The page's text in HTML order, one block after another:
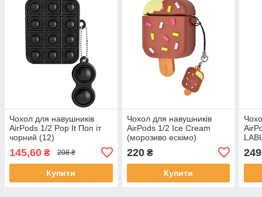
Чохол для навушників
AirPods 1/2 Pop It Поп іт
чорний (12)
145,60 ₴ 208 ₴
Купити
Чохол для навушників
AirPods 1/2 Ice Cream
(морозиво ескімо)
220₴
Купити
249